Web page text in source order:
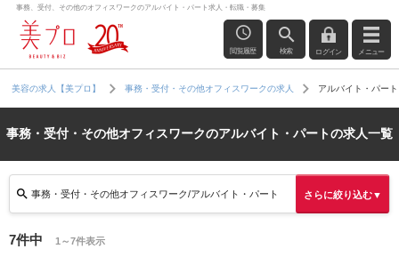
事務、受付、その他のオフィスワークのアルバイト・パート求人・転職・募集
閲覧履歴 検索 ログイン メニュー
美容の求人【美プロ】 事務・受付・その他オフィスワークの求人 アルバイト・パート
事務・受付・その他オフィスワークのアルバイト・パートの求人一覧
事務・受付・その他オフィスワーク/アルバイト・パート さらに絞り込む▼
7件中 1～7件表示